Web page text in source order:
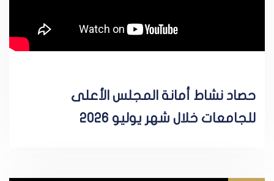
حصاد نشاط أمانة المجلس الأعلى
للجامعات خلال شهر يوليو 2026